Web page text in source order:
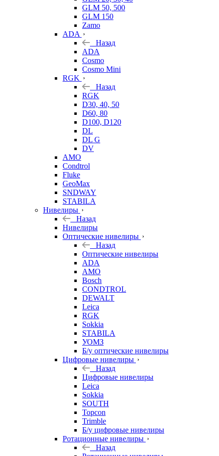
GLM 50, 500
GLM 150
Zamo
ADA
Назад
ADA
Cosmo
Cosmo Mini
RGK
Назад
RGK
D30, 40, 50
D60, 80
D100, D120
DL
DL G
DV
AMO
Condtrol
Fluke
GeoMax
SNDWAY
STABILA
Нивелиры
Назад
Нивелиры
Оптические нивелиры
Назад
Оптические нивелиры
ADA
AMO
Bosch
CONDTROL
DEWALT
Leica
RGK
Sokkia
STABILA
УОМЗ
Б/у оптические нивелиры
Цифровые нивелиры
Назад
Цифровые нивелиры
Leica
Sokkia
SOUTH
Topcon
Trimble
Б/у цифровые нивелиры
Ротационные нивелиры
Назад